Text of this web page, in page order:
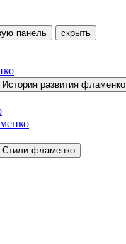
панель скрыть
развития фламенко
Стили фламенко